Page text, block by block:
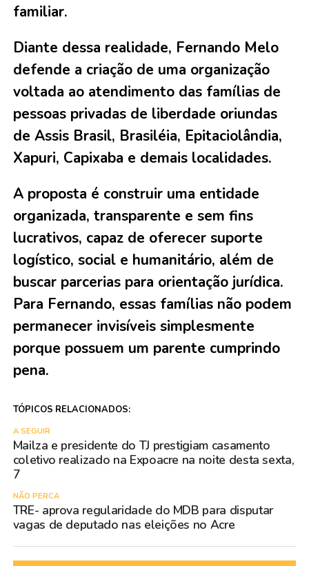
familiar.
Diante dessa realidade, Fernando Melo
defende a criação de uma organização
voltada ao atendimento das famílias de
pessoas privadas de liberdade oriundas
de Assis Brasil, Brasiléia, Epitaciolândia,
Xapuri, Capixaba e demais localidades.
A proposta é construir uma entidade
organizada, transparente e sem fins
lucrativos, capaz de oferecer suporte
logístico, social e humanitário, além de
buscar parcerias para orientação jurídica.
Para Fernando, essas famílias não podem
permanecer invisíveis simplesmente
porque possuem um parente cumprindo
pena.
TÓPICOS RELACIONADOS:
A SEGUIR
Mailza e presidente do TJ prestigiam casamento
coletivo realizado na Expoacre na noite desta sexta,
7
NÃO PERCA
TRE- aprova regularidade do MDB para disputar
vagas de deputado nas eleições no Acre